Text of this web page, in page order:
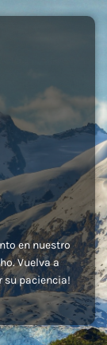
en nuestro
Vuelva a
su paciencia!